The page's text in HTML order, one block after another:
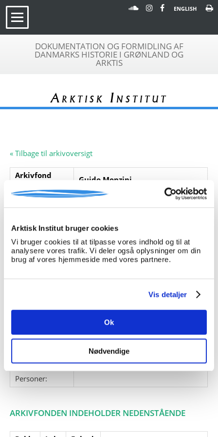
Arktisk Institut bruger cookies
Vi bruger cookies til at tilpasse vores indhold og til at
analysere vores trafik. Vi deler også oplysninger om din
brug af vores hjemmeside med vores partnere.
Vis detaljer
Ok
Nødvendige
ENGLISH
DOKUMENTATION OG FORMIDLING AF
DANMARKS HISTORIE I GRØNLAND OG
ARKTIS
Arktisk Institut
« Tilbage til arkivoversigt
Arkivfond
Guido Monzini
Beskrivelse:
Arkivfondet indeholder en fotokopi
og en oversættelse af en artikel om
Thule-området, 1971
Giver:
Accessionsdato:
Emneord:
ekspeditioner
ekspeditioner
Personer:
ARKIVFONDEN INDEHOLDER NEDENSTÅENDE